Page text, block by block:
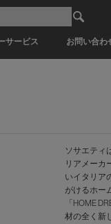
サービス お問い合わ
ソサエティ
リアメーカ
いイタリア
がけるホー
「HOME
材の全く新